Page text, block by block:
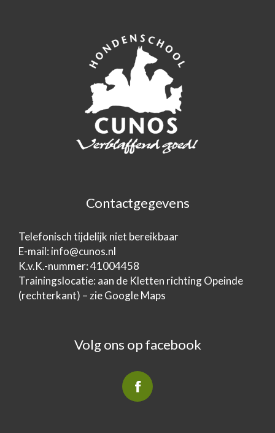
Contactgegevens
Telefonisch tijdelijk niet bereikbaar
E-mail: info@cunos.nl
K.v.K.-nummer: 41004458
Trainingslocatie: aan de Kletten richting Opeinde
(rechterkant) – zie Google Maps
Volg ons op facebook